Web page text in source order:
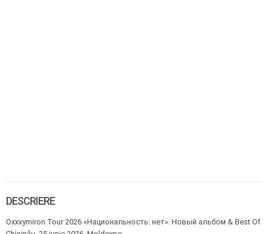
DESCRIERE
Oxxxymiron Tour 2026 «Национальность: нет». Новый альбом & Best Of